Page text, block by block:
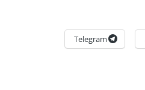
Telegram